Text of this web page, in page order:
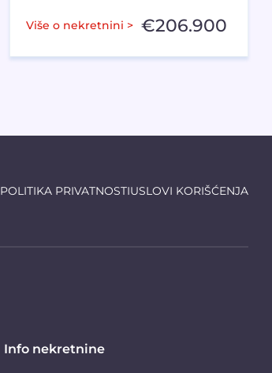
Više o nekretnini > €206.900
POLITIKA PRIVATNOSTIUSLOVI KORIŠĆENJA
Info nekretnine